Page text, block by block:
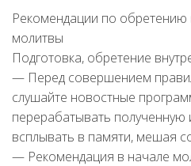
Рекомендации по
молитвы
Подготовка, обретение
— Перед совершением
слушайте новостные
перерабатывать
всплывать в памяти, мешая
— Рекомендация в начале